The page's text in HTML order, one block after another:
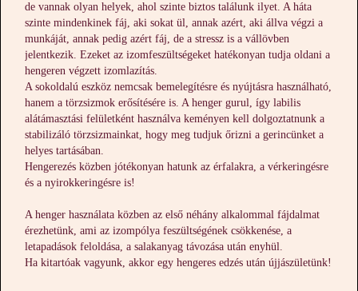
de vannak olyan helyek, ahol szinte biztos találunk ilyet. A háta
szinte mindenkinek fáj, aki sokat ül, annak azért, aki állva végzi a
munkáját, annak pedig azért fáj, de a stressz is a vállövben
jelentkezik. Ezeket az izomfeszültségeket hatékonyan tudja oldani a
hengeren végzett izomlazítás.
A sokoldalú eszköz nemcsak bemelegítésre és nyújtásra használható,
hanem a törzsizmok erősítésére is. A henger gurul, így labilis
alátámasztási felületként használva keményen kell dolgoztatnunk a
stabilizáló törzsizmainkat, hogy meg tudjuk őrizni a gerincünket a
helyes tartásában.
Hengerezés közben jótékonyan hatunk az érfalakra, a vérkeringésre
és a nyirokkeringésre is!
A henger használata közben az első néhány alkalommal fájdalmat
érezhetünk, ami az izompólya feszültségének csökkenése, a
letapadások feloldása, a salakanyag távozása után enyhül.
Ha kitartóak vagyunk, akkor egy hengeres edzés után újjászületünk!